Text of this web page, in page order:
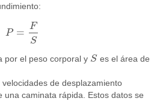
P =
F
S
P=F S
por el peso corporal y S
S es el área de
de desplazamiento
una caminata rápida. Estos datos se